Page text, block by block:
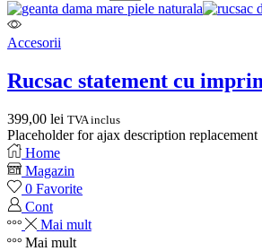
Accesorii
Rucsac statement cu
399,00 lei TVA inclus
Placeholder for ajax description replacement
Home
Magazin
0 Favorite
Cont
Mai mult
Mai mult